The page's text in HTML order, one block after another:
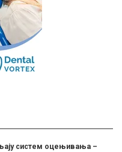
систем оцењивања –